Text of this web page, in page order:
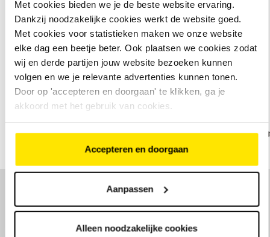
Met cookies bieden we je de beste website ervaring.
Dankzij noodzakelijke cookies werkt de website goed.
Met cookies voor statistieken maken we onze website
elke dag een beetje beter. Ook plaatsen we cookies zodat
wij en derde partijen jouw website bezoeken kunnen
volgen en we je relevante advertenties kunnen tonen.
Door op 'accepteren en doorgaan' te klikken, ga je
akkoord met het gebruik van cookies.
Accepteren en doorgaan
Aanpassen
Alleen noodzakelijke cookies
Bekijk ons assortiment elektrische fietsen
Onze merken
Een kijkje in onze winkel